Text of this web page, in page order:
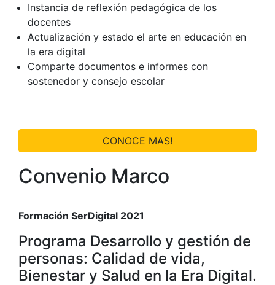
Instancia de reflexión pedagógica de los
docentes
Actualización y estado el arte en educación en
la era digital
Comparte documentos e informes con
sostenedor y consejo escolar
CONOCE MAS!
Convenio Marco
Formación SerDigital 2021
Programa Desarrollo y gestión de
personas: Calidad de vida,
Bienestar y Salud en la Era Digital.